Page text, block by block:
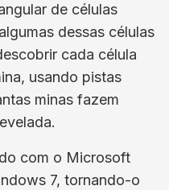
de células
dessas células
cada célula
usando pistas
minas fazem
com o Microsoft
7, tornando-o